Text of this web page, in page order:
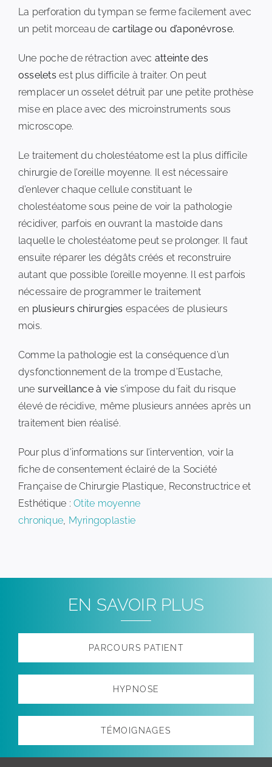
La perforation du tympan se ferme facilement avec
un petit morceau de cartilage ou d’aponévrose.
Une poche de rétraction avec atteinte des
osselets est plus difficile à traiter. On peut
remplacer un osselet détruit par une petite prothèse
mise en place avec des microinstruments sous
microscope.
Le traitement du cholestéatome est la plus difficile
chirurgie de l’oreille moyenne. Il est nécessaire
d’enlever chaque cellule constituant le
cholestéatome sous peine de voir la pathologie
récidiver, parfois en ouvrant la mastoïde dans
laquelle le cholestéatome peut se prolonger. Il faut
ensuite réparer les dégâts créés et reconstruire
autant que possible l’oreille moyenne. Il est parfois
nécessaire de programmer le traitement
en plusieurs chirurgies espacées de plusieurs
mois.
Comme la pathologie est la conséquence d’un
dysfonctionnement de la trompe d’Eustache,
une surveillance à vie s’impose du fait du risque
élevé de récidive, même plusieurs années après un
traitement bien réalisé.
Pour plus d’informations sur l’intervention, voir la
fiche de consentement éclairé de la Société
Française de Chirurgie Plastique, Reconstructrice et
Esthétique :Otite moyenne
chronique Myringoplastie
EN SAVOIR PLUS
PARCOURS PATIENT
HYPNOSE
TÉMOIGNAGES